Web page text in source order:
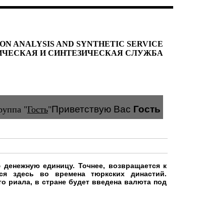
ANALYSIS AND SYNTHETIC SERVICE
И СИНТЕЗИЧЕСКАЯ СЛУЖБА
"Гость"Приветствую Вас Гость
единицу. Точнее, возвращается к
здесь во времена тюркских династий.
риала, в стране будет введена валюта под